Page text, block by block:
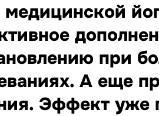
медицинской
при
А еще
Эффект уже